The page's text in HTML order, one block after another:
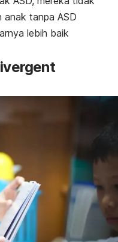
anak tanpa ASD
lebih baik